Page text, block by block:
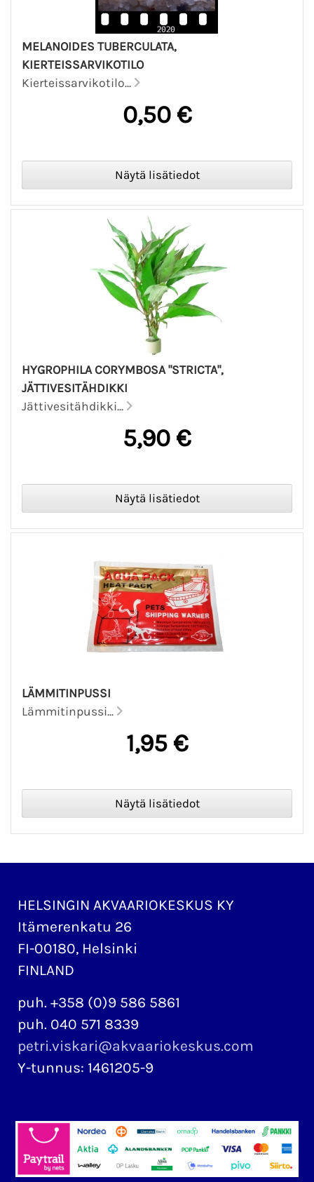
MELANOIDES TUBERCULATA,
KIERTEISSARVIKOTILO
Kierteissarvikotilo...
0,50 €
HYGROPHILA CORYMBOSA "STRICTA",
JÄTTIVESITÄHDIKKI
Jättivesitähdikki...
5,90 €
LÄMMITINPUSSI
Lämmitinpussi...
1,95 €
HELSINGIN AKVAARIOKESKUS KY
Itämerenkatu 26
FI-00180, Helsinki
FINLAND
puh. +358 (0)9 586 5861
puh. 040 571 8339
petri.viskari@akvaariokeskus.com
Y-tunnus: 1461205-9